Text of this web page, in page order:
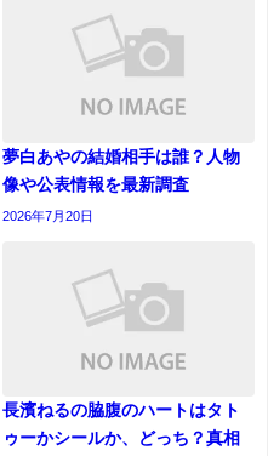
夢白あやの結婚相手は誰？人物
像や公表情報を最新調査
2026年7月20日
長濱ねるの脇腹のハートはタト
ゥーかシールか、どっち？真相